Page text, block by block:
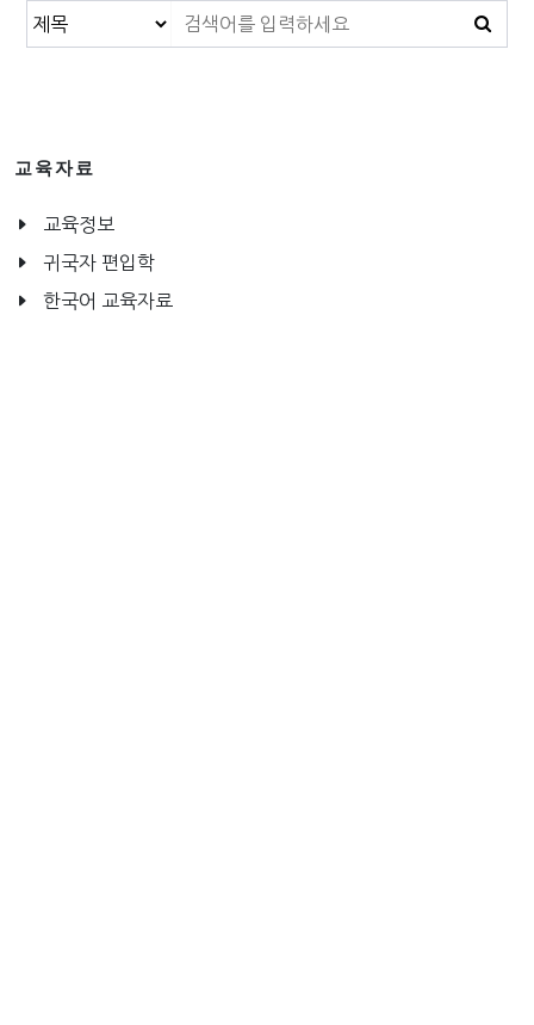
교육자료
교육정보
귀국자 편입학
한국어 교육자료